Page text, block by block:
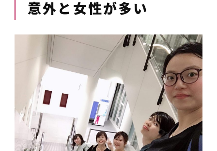
意外と女性が多い